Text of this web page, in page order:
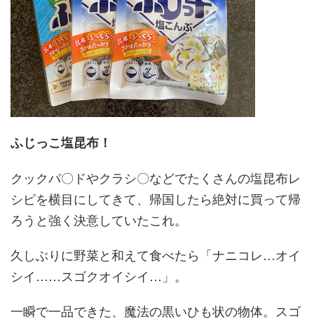
ふじっこ塩昆布！
クックパ〇ドやクラシ〇などでたくさんの塩昆布レ
シピを横目にしてきて、帰国したら絶対に買って帰
ろうと強く決意していたこれ。
久しぶりに野菜と和えて食べたら「ナニコレ…オイ
シイ……スゴクオイシイ…」。
一瞬で一品できた、魔法の黒いひも状の物体。スゴ